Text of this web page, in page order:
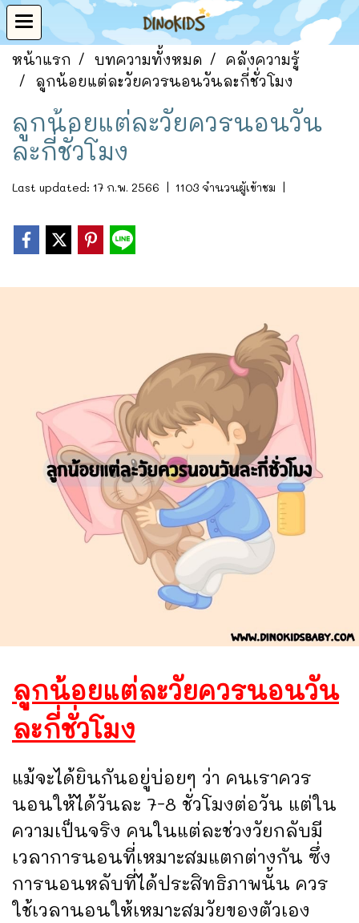
หน้าแรก บทความทั้งหมด
คลังความรู้
ลูกน้อยแต่ละวัยควรนอนวันละกี่ชั่วโมง
ลูกน้อยแต่ละวัยควรนอนวัน
ละกี่ชั่วโมง
Last updated: 17 ก.พ. 2566 | 1103 จำนวนผู้เข้าชม |
ลูกน้อยแต่ละวัยควรนอนวัน
ละกี่ชั่วโมง
แม้จะได้ยินกันอยู่บ่อยๆ ว่า คนเราควร
นอนให้ได้วันละ 7-8 ชั่วโมงต่อวัน แต่ใน
ความเป็นจริง คนในแต่ละช่วงวัยกลับมี
เวลาการนอนที่เหมาะสมแตกต่างกัน ซึ่ง
การนอนหลับที่ได้ประสิทธิภาพนั้น ควร
ใช้เวลานอนให้เหมาะสมวัยของตัวเอง